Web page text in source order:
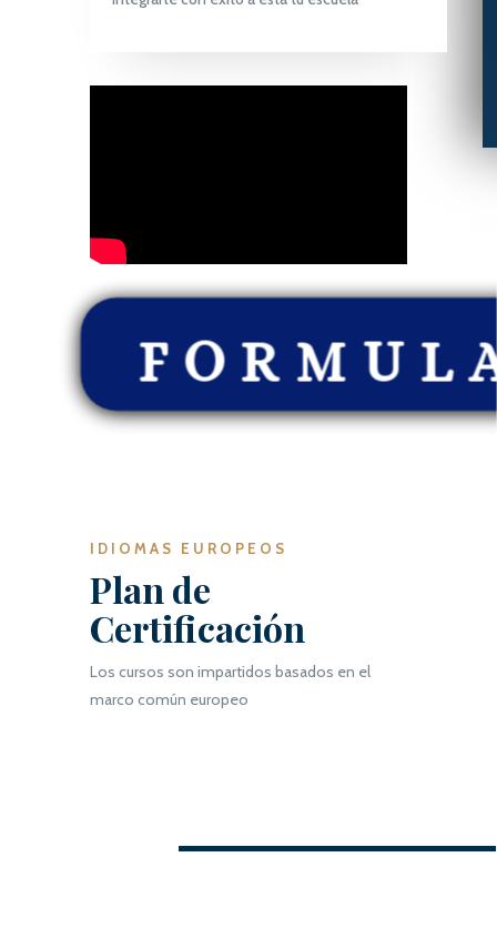
IDIOMAS EUROPEOS
Plan de
Certificación
Los cursos son impartidos basados en el
marco común europeo